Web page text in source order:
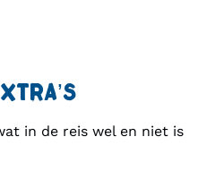
in de reis wel en niet is